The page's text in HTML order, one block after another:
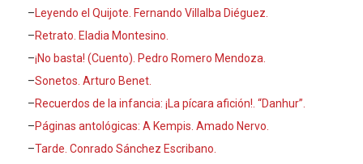
–Leyendo el Quijote. Fernando Villalba Diéguez.
–Retrato. Eladia Montesino.
–¡No basta! (Cuento). Pedro Romero Mendoza.
–Sonetos. Arturo Benet.
–Recuerdos de la infancia: ¡La pícara afición!. “Danhur”.
–Páginas antológicas: A Kempis. Amado Nervo.
–Tarde. Conrado Sánchez Escribano.